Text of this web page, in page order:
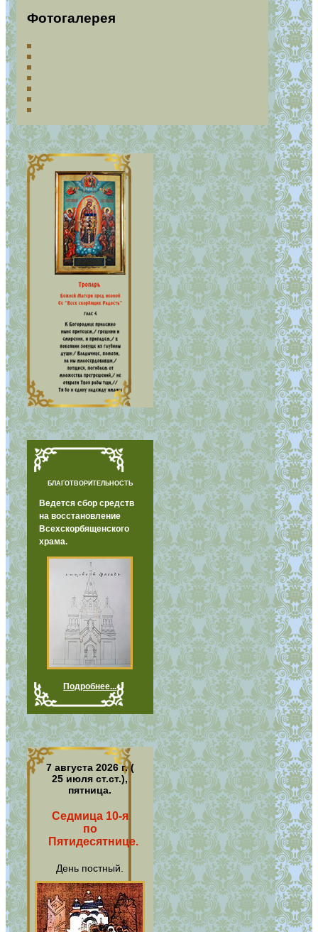
Фотогалерея
БЛАГОТВОРИТЕЛЬНОСТЬ
Ведется сбор средств
на восстановление
Всехскорбященского
храма.
Подробнее...
7 августа 2026 г. (
25 июля ст.ст.),
пятница.
Седмица 10-я
по
Пятидесятнице.
День постный.